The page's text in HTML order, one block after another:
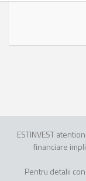
ESTINVEST
financiare
Pentru detalii